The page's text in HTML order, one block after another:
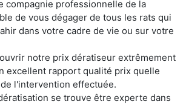
compagnie professionnelle de la
de vous dégager de tous les rats qui
dans votre cadre de vie ou sur votre
notre prix dératiseur extrêmement
excellent rapport qualité prix quelle
l'intervention effectuée.
se trouve être experte dans